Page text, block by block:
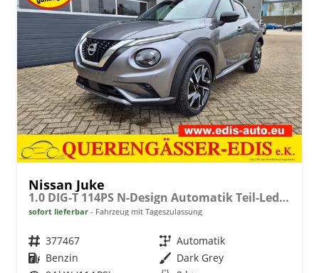
Nissan Juke
1.0 DIG-T 114PS N-Design Automatik Teil-Leder Klimaautomatik Sitzheizung Lenkradheizung PDC v+h Rückf.Kamera Navi 19"LM Bluetooth Touchscreen Apple CarPlay Android Auto
sofort lieferbar Fahrzeug mit Tageszulassung
Fahrzeugnr. 377467 Getriebe Automatik
Kraftstoff Benzin Außenfarbe Dark Grey